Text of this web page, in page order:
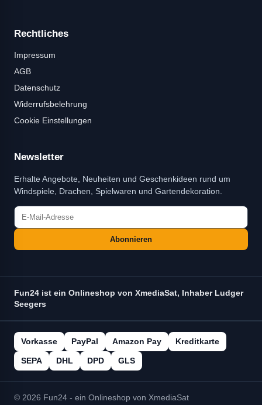
Rechtliches
Impressum
AGB
Datenschutz
Widerrufsbelehrung
Cookie Einstellungen
Newsletter
Erhalte Angebote, Neuheiten und Geschenkideen rund um
Windspiele, Drachen, Spielwaren und Gartendekoration.
Abonnieren
Fun24 ist ein Onlineshop von XmediaSat, Inhaber Ludger
Seegers
Vorkasse PayPal Amazon Pay Kreditkarte
SEPA DHL DPD GLS
© 2026 Fun24 - ein Onlineshop von XmediaSat